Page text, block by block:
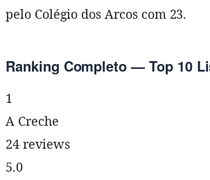
pelo Colégio dos Arcos com 23.
Ranking Completo — Top 10
1
A Creche
24 reviews
5.0